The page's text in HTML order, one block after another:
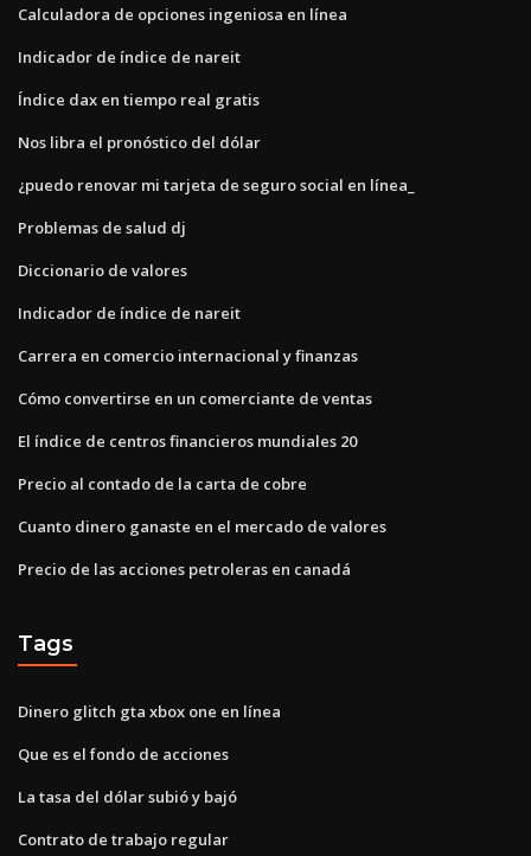
Calculadora de opciones ingeniosa en línea
Indicador de índice de nareit
Índice dax en tiempo real gratis
Nos libra el pronóstico del dólar
¿puedo renovar mi tarjeta de seguro social en línea_
Problemas de salud dj
Diccionario de valores
Indicador de índice de nareit
Carrera en comercio internacional y finanzas
Cómo convertirse en un comerciante de ventas
El índice de centros financieros mundiales 20
Precio al contado de la carta de cobre
Cuanto dinero ganaste en el mercado de valores
Precio de las acciones petroleras en canadá
Tags
Dinero glitch gta xbox one en línea
Que es el fondo de acciones
La tasa del dólar subió y bajó
Contrato de trabajo regular